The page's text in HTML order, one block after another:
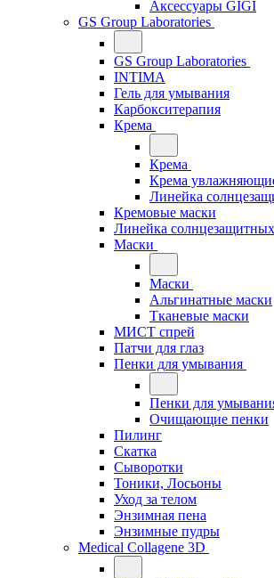
Аксессуары GIGI
GS Group Laboratories
GS Group Laboratories
INTIMA
Гель для умывания
Карбокситерапия
Крема
Крема
Крема
Линейка
Кремовые маски
Линейка
Маски
Маски
Альгинатные маски
Тканевые маски
МИСТ спрей
Патчи для глаз
Пенки для умывания
Пенки для
Очищающие пенки
Пилинг
Скатка
Сыворотки
Тоники, Лосьоны
Уход за телом
Энзимная пена
Энзимные пудры
Medical Collagene 3D